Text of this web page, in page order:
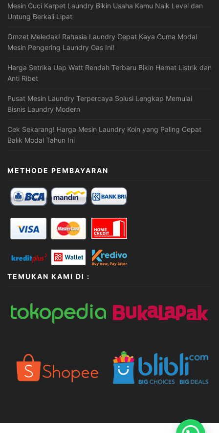
Mesin Cuci Karpet Laundry Bikin Usaha Kamu Naik Level dan
Untung Berkali Lipat
Omzet Meledak! Rahasia Laundry Cepat Kaya Cuma Modal
Mesin Pengering Laundry Gas Ini!
Harga Setrika Uap Watt Rendah Terbaru Bikin Hemat Listrik dan
Anti Ribet
Pusat Mesin Laundry Terpercaya Solusi Lengkap Memulai
Bisnis Laundry Modern
Cek Sekarang! Harga Mesin Laundry Koin yang Paling Cepat
Balik Modal Tahun Ini
METHODE PEMBAYARAN
TEMUKAN KAMI DI :